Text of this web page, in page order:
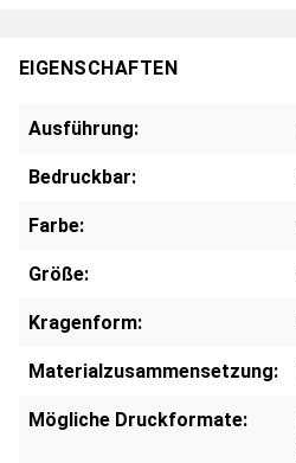
EIGENSCHAFTEN
Ausführung:
Bedruckbar:
Farbe:
Größe:
Kragenform:
Materialzusammensetzung:
Mögliche Druckformate: